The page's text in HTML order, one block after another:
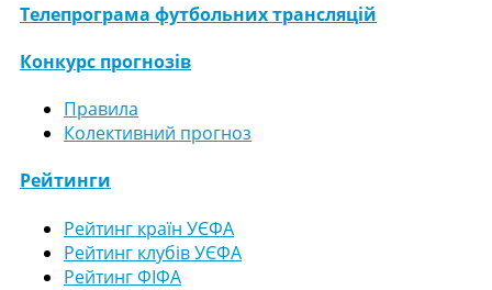
Телепрограма футбольних трансляцій
Конкурс прогнозів
Правила
Колективний прогноз
Рейтинги
Рейтинг країн УЄФА
Рейтинг клубів УЄФА
Рейтинг ФІФА